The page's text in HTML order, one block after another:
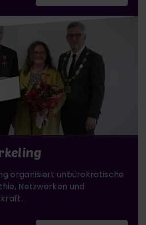
organisiert unbürokratische
Netzwerken und